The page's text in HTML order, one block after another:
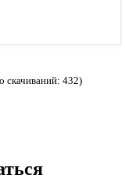
скачиваний: 432)